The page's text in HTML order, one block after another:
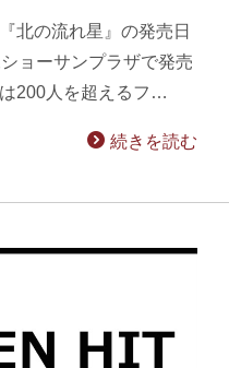
北の流れ星』の発売日
ョーサンプラザで発売
200人を超えるフ…
続きを読む